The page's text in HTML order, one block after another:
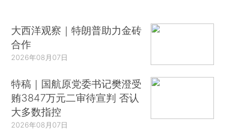
大西洋观察｜特朗普助力金砖
合作
2026年08月07日
特稿｜国航原党委书记樊澄受
贿3847万元二审待宣判 否认
大多数指控
2026年08月07日